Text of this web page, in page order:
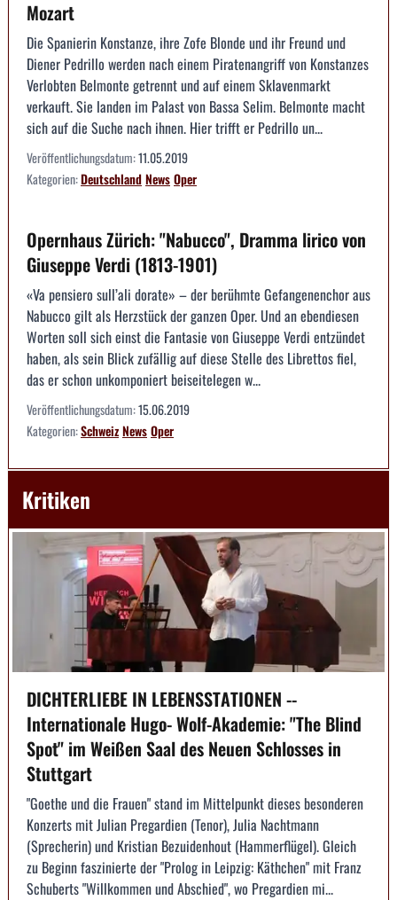
Mozart
Die Spanierin Konstanze, ihre Zofe Blonde und ihr Freund und
Diener Pedrillo werden nach einem Piratenangriff von Konstanzes
Verlobten Belmonte getrennt und auf einem Sklavenmarkt
verkauft. Sie landen im Palast von Bassa Selim. Belmonte macht
sich auf die Suche nach ihnen. Hier trifft er Pedrillo un...
Veröffentlichungsdatum:11.05.2019
Kategorien:DeutschlandNewsOper
Opernhaus Zürich: "Nabucco", Dramma lirico von
Giuseppe Verdi (1813-1901)
«Va pensiero sull’ali dorate» – der berühmte Gefangenenchor aus
Nabucco gilt als Herzstück der ganzen Oper. Und an ebendiesen
Worten soll sich einst die Fantasie von Giuseppe Verdi entzündet
haben, als sein Blick zufällig auf diese Stelle des Librettos fiel,
das er schon unkomponiert beiseitelegen w...
Veröffentlichungsdatum:15.06.2019
Kategorien:SchweizNewsOper
Kritiken
DICHTERLIEBE IN LEBENSSTATIONEN --
Internationale Hugo- Wolf-Akademie: "The Blind
Spot" im Weißen Saal des Neuen Schlosses in
Stuttgart
"Goethe und die Frauen" stand im Mittelpunkt dieses besonderen
Konzerts mit Julian Pregardien (Tenor), Julia Nachtmann
(Sprecherin) und Kristian Bezuidenhout (Hammerflügel). Gleich
zu Beginn faszinierte der "Prolog in Leipzig: Käthchen" mit Franz
Schuberts "Willkommen und Abschied", wo Pregardien mi...